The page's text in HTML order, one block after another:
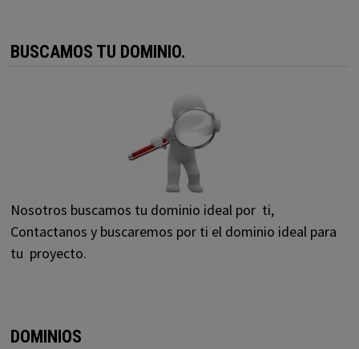
BUSCAMOS TU DOMINIO.
Nosotros buscamos tu dominio ideal por ti,
Contactanos y buscaremos por ti el dominio ideal para
tu proyecto.
DOMINIOS